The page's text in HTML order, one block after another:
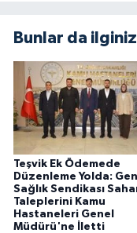
Bunlar da
Teşvik Ek Ödemede
Düzenleme Yolda:
Sağlık Sendikası
Taleplerini Kamu
Hastaneleri Genel
Müdürü'ne İletti